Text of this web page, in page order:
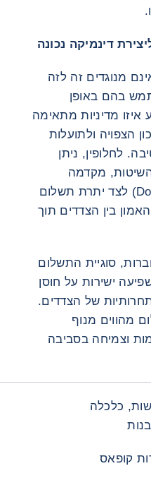
דינמיקה נכונה
מנוגדים זה לזה
בהם באופן
מדיניות מתאימה
הצפויה ולתועלות
לחלופין, ניתן
מקדמה
המשולמת מראש (Down Payment) לצד יתרת תשלום
בין הצדדים תוך
סוגיית התשלום
ישירות על חוסן
של הצדדים.
מהווים מנוף
וצמיחה בסביבה
כלכלה
קופאס